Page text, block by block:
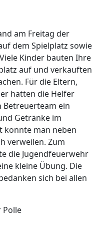
am Freitag der
dem Spielplatz sowie
Kinder bauten Ihre
auf und verkauften
Für die Eltern,
hatten die Helfer
ein
Getränke im
konnte man neben
verweilen. Zum
die Jugendfeuerwehr
kleine Übung. Die
sich bei allen
Polle